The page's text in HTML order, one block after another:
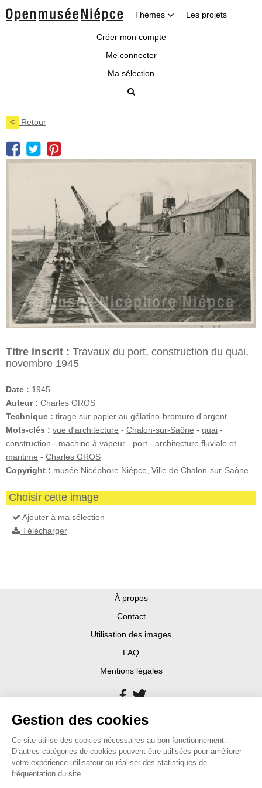
Thèmes Les projets
Créer mon compte
Me connecter
Ma sélection
< Retour
Titre inscrit : Travaux du port, construction du quai,
novembre 1945
Date : 1945
Auteur : Charles GROS
Technique : tirage sur papier au gélatino-bromure d'argent
Mots-clés : vue d'architecture - Chalon-sur-Saône - quai -
construction - machine à vapeur - port - architecture fluviale et
maritime - Charles GROS
Copyright : musée Nicéphore Niépce, Ville de Chalon-sur-Saône
Choisir cette image
Ajouter à ma sélection
Télécharger
À propos
Contact
Utilisation des images
FAQ
Mentions légales
Gestion des cookies
Ce site utilise des cookies nécessaires au bon fonctionnement.
D’autres catégories de cookies peuvent être utilisées pour améliorer
votre expérience utilisateur ou réaliser des statistiques de
fréquentation du site.